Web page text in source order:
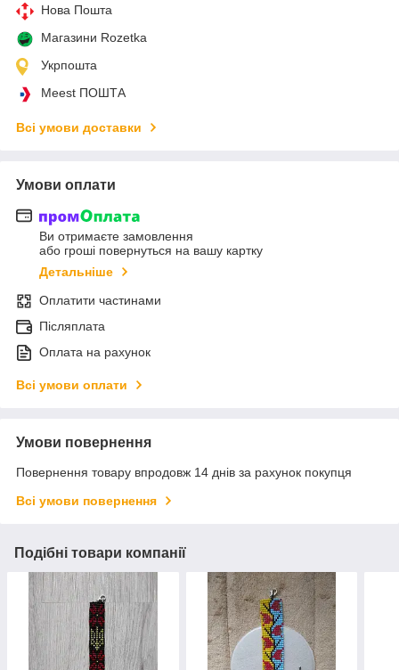
Нова Пошта
Магазини Rozetka
Укрпошта
Meest ПОШТА
Всі умови доставки
Умови оплати
Ви отримаєте замовлення
або гроші повернуться на вашу картку
Детальніше
Оплатити частинами
Післяплата
Оплата на рахунок
Всі умови оплати
Умови повернення
Повернення товару впродовж 14 днів за рахунок покупця
Всі умови повернення
Подібні товари компанії